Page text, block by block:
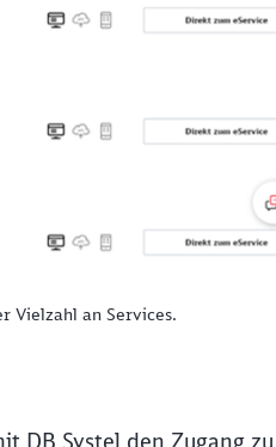
Vielzahl an Services.
DB Systel den Zugang
Möchten Sie zu